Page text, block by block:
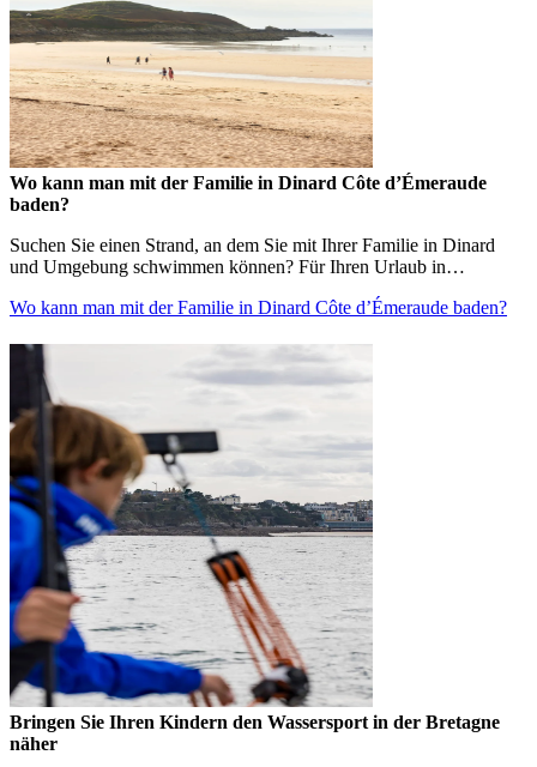
Wo kann man mit der Familie in Dinard Côte d’Émeraude
baden?
Suchen Sie einen Strand, an dem Sie mit Ihrer Familie in Dinard
und Umgebung schwimmen können? Für Ihren Urlaub in…
Wo kann man mit der Familie in Dinard Côte d’Émeraude baden?
Bringen Sie Ihren Kindern den Wassersport in der Bretagne
näher